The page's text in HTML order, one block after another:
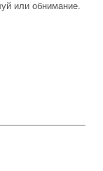
или обнимание.